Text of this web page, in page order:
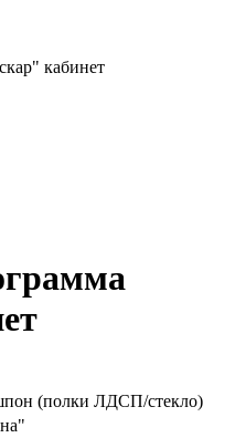
кабинет
(полки ЛДСП/стекло)